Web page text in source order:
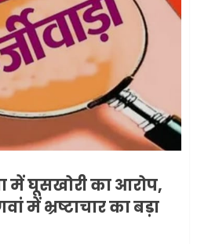
में घूसखोरी का आरोप,
में भ्रष्टाचार का बड़ा